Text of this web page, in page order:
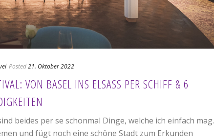
Posted21. Oktober 2022
VON BASEL INS ELSASS PER SCHIFF & 6
beides per se schonmal Dinge, welche ich einfach mag.
und fügt noch eine schöne Stadt zum Erkunden